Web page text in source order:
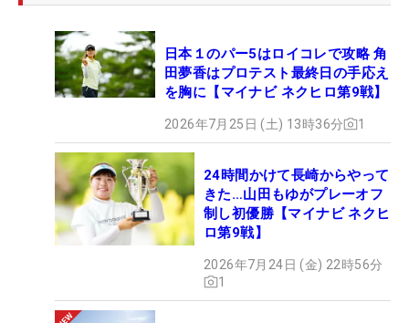
日本１のパー5はロイコレで攻略 角
田夢香はプロテスト最終日の手応え
を胸に【マイナビ ネクヒロ第9戦】
2026年7月25日 (土) 13時36分 1
24時間かけて長崎からやって
きた…山田もゆがプレーオフ
制し初優勝【マイナビ ネクヒ
ロ第9戦】
2026年7月24日 (金) 22時56分
1